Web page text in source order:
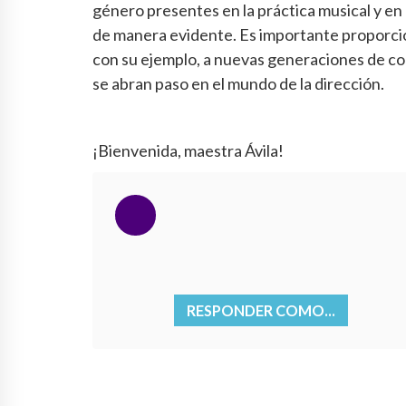
género presentes en la práctica musical y
de manera evidente. Es importante
con su ejemplo, a nuevas generaciones de
se abran paso en el mundo de la dirección.
¡Bienvenida, maestra Ávila!
RESPONDER COMO...